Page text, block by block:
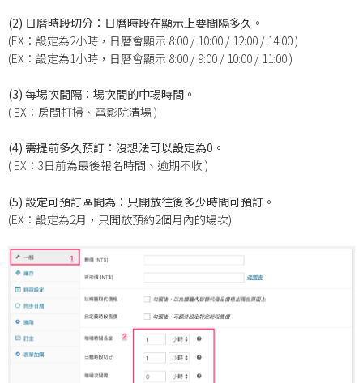
(2) 日曆時段切分：日曆時段在顯示上要間隔多久。
(EX：設定為2小時，日曆會顯示 8:00 / 10:00 / 12:00 / 14:00 )
(EX：設定為1小時，日曆會顯示 8:00 / 9:00 / 10:00 / 11:00 )
(3) 每場次間隔：場次間的中場時間。
( EX：房間打掃、電影院清場 )
(4) 需提前多久預訂：沒想法可以設定為0。
( EX：3日前為最後報名時間、逾期不收 )
(5) 設定可預訂區間為：只開放往後多少時間可預訂。
(EX：設定為2月，只開放預約2個月內的場次)